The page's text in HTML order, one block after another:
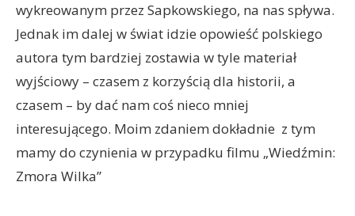
wykreowanym przez Sapkowskiego, na nas spływa.
Jednak im dalej w świat idzie opowieść polskiego
autora tym bardziej zostawia w tyle materiał
wyjściowy – czasem z korzyścią dla historii, a
czasem – by dać nam coś nieco mniej
interesującego. Moim zdaniem dokładnie z tym
mamy do czynienia w przypadku filmu „Wiedźmin:
Zmora Wilka”